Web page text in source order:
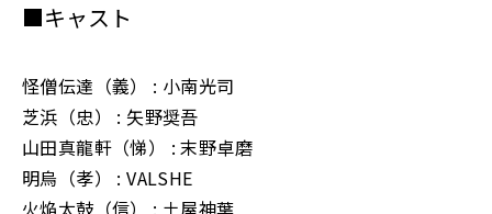
■キャスト
怪僧伝達（義） : 小南光司
芝浜（忠） : 矢野奨吾
山田真龍軒（悌） : 末野卓磨
明烏（孝） : VALSHE